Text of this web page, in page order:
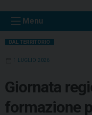
t
Menu
DAL TERRITORIO
1 LUGLIO 2026
Giornata
formazione